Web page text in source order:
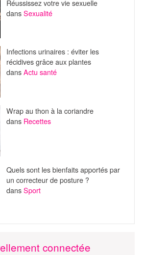
Réussissez votre vie sexuelle
dansSexualité
Infections urinaires : éviter les
récidives grâce aux plantes
dansActu santé
Wrap au thon à la coriandre
dans Recettes
Quels sont les bienfaits apportés par
un correcteur de posture ?
dansSport
connectée